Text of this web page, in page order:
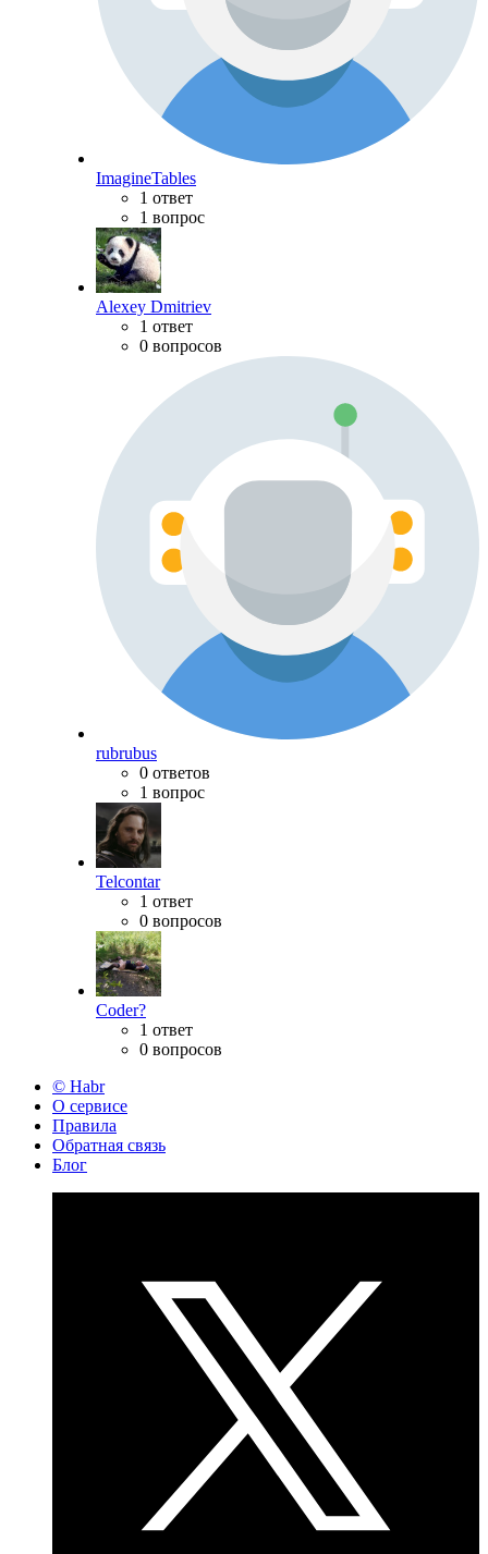
ImagineTables
1 ответ
1 вопрос
Alexey Dmitriev
1 ответ
0 вопросов
rubrubus
0 ответов
1 вопрос
Telcontar
1 ответ
0 вопросов
Coder?
1 ответ
0 вопросов
© Habr
О сервисе
Правила
Обратная связь
Блог